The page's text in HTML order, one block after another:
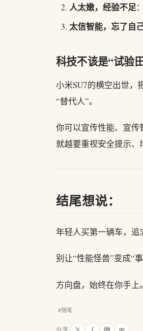
人太嫩，经验不足
太信智能，忘了自
科技不该是“试验
小米SU7的横空出世，
“替代人”。
你可以宣传性能、宣传
就越要重视安全提示、
结尾想说：
年轻人买第一辆车，追
别让“性能怪兽”变成“
方向盘，始终在你手上。
#随笔